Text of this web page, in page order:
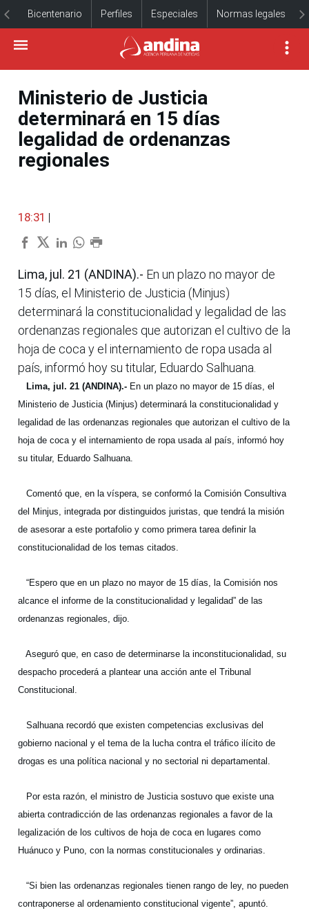
Bicentenario Perfiles Especiales Normas legales
Ministerio de Justicia
determinará en 15 días
legalidad de ordenanzas
regionales
18:31 |
Lima, jul. 21 (ANDINA).- En un plazo no mayor de
15 días, el Ministerio de Justicia (Minjus)
determinará la constitucionalidad y legalidad de las
ordenanzas regionales que autorizan el cultivo de la
hoja de coca y el internamiento de ropa usada al
país, informó hoy su titular, Eduardo Salhuana.
Lima, jul. 21 (ANDINA).- En un plazo no mayor de 15 días, el
Ministerio de Justicia (Minjus) determinará la constitucionalidad y
legalidad de las ordenanzas regionales que autorizan el cultivo de la
hoja de coca y el internamiento de ropa usada al país, informó hoy
su titular, Eduardo Salhuana.
Comentó que, en la víspera, se conformó la Comisión Consultiva
del Minjus, integrada por distinguidos juristas, que tendrá la misión
de asesorar a este portafolio y como primera tarea definir la
constitucionalidad de los temas citados.
“Espero que en un plazo no mayor de 15 días, la Comisión nos
alcance el informe de la constitucionalidad y legalidad” de las
ordenanzas regionales, dijo.
Aseguró que, en caso de determinarse la inconstitucionalidad, su
despacho procederá a plantear una acción ante el Tribunal
Constitucional.
Salhuana recordó que existen competencias exclusivas del
gobierno nacional y el tema de la lucha contra el tráfico ilícito de
drogas es una política nacional y no sectorial ni departamental.
Por esta razón, el ministro de Justicia sostuvo que existe una
abierta contradicción de las ordenanzas regionales a favor de la
legalización de los cultivos de hoja de coca en lugares como
Huánuco y Puno, con la normas constitucionales y ordinarias.
“Si bien las ordenanzas regionales tienen rango de ley, no pueden
contraponerse al ordenamiento constitucional vigente”, apuntó.